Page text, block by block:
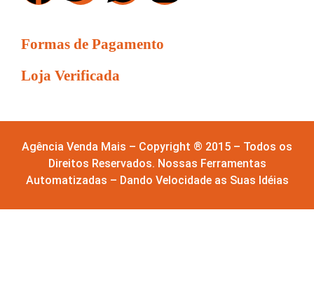
Formas de Pagamento
Loja Verificada
Agência Venda Mais – Copyright ® 2015 – Todos os
Direitos Reservados. Nossas Ferramentas
Automatizadas – Dando Velocidade as Suas Idéias